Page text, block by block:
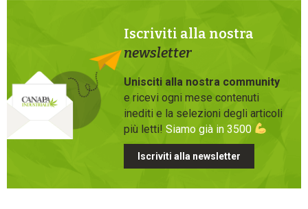
Iscriviti alla nostra
newsletter
Unisciti alla nostra community
e ricevi ogni mese contenuti
inediti e la selezioni degli articoli
più letti! Siamo già in 3500
Iscriviti alla newsletter